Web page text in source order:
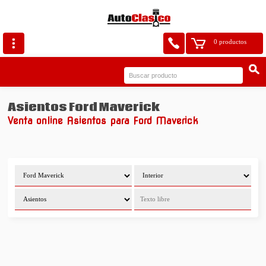
0 productos
Asientos Ford Maverick
Venta online Asientos para Ford Maverick